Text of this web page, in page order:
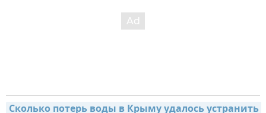
Сколько потерь воды в Крыму удалось устранить